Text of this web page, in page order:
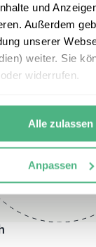
und
Außerdem
unserer
weiter. Sie
widerrufen.
Alle zulassen
Anpassen
Montag – Freitag:
und nach